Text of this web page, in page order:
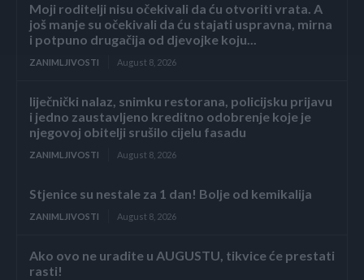
Moji roditelji nisu očekivali da ću otvoriti vrata. A
još manje su očekivali da ću stajati uspravna, mirna
i potpuno drugačija od djevojke koju...
ZANIMLJIVOSTI August 8, 2026
liječnički nalaz, snimku restorana, policijsku prijavu
i jedno zaustavljeno kreditno odobrenje koje je
njegovoj obitelji srušilo cijelu fasadu
ZANIMLJIVOSTI August 8, 2026
Stjenice su nestale za 1 dan! Bolje od kemikalija
ZANIMLJIVOSTI August 8, 2026
Ako ovo ne uradite u AUGUSTU, tikvice će prestati
rasti!